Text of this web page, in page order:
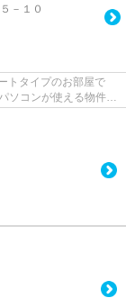
－１０
トタイプのお部屋で
ソコンが使える物件、